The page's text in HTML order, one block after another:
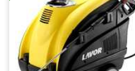
NuAir
NuovaFac
O
Officine Savioli